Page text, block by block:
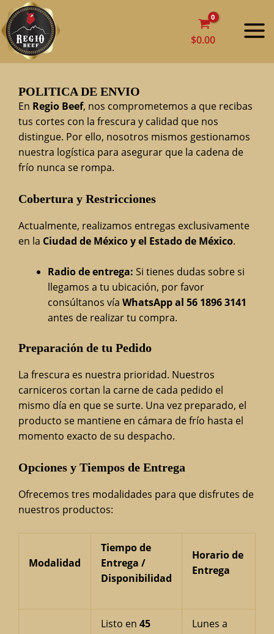
al
contenido
$0.00
POLITICA DE ENVIO
En Regio Beef, nos comprometemos a que recibas
tus cortes con la frescura y calidad que nos
distingue. Por ello, nosotros mismos gestionamos
nuestra logística para asegurar que la cadena de
frío nunca se rompa.
Cobertura y Restricciones
Actualmente, realizamos entregas exclusivamente
en la Ciudad de México y el Estado de México.
Radio de entrega: Si tienes dudas sobre si
llegamos a tu ubicación, por favor
consúltanos vía WhatsApp al 56 1896 3141
antes de realizar tu compra.
Preparación de tu Pedido
La frescura es nuestra prioridad. Nuestros
carniceros cortan la carne de cada pedido el
mismo día en que se surte. Una vez preparado, el
producto se mantiene en cámara de frío hasta el
momento exacto de su despacho.
Opciones y Tiempos de Entrega
Ofrecemos tres modalidades para que disfrutes de
nuestros productos:
Modalidad
Tiempo de
Entrega /
Disponibilidad
Horario de
Entrega
Listo en 45
Lunes a